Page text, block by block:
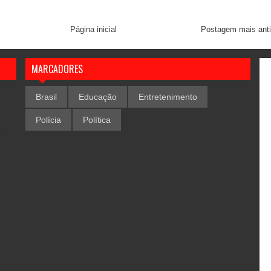
Postagem mais
Página inicial
MARCADORES
Brasil Educação Entretenimento
Polícia Política